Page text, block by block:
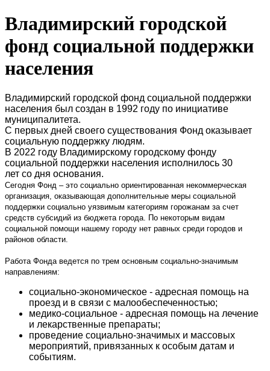
Владимирский городской
фонд социальной поддержки
населения
Владимирский городской фонд социальной поддержки
населения был создан в 1992 году по инициативе
муниципалитета.
С первых дней своего существования Фонд оказывает
социальную поддержку людям.
В 2022 году Владимирскому городскому фонду
социальной поддержки населения исполнилось 30
лет со дня основания.
Сегодня Фонд – это социально ориентированная некоммерческая
организация, оказывающая дополнительные меры социальной
поддержки социально уязвимым категориям горожанам за счет
средств субсидий из бюджета города. По некоторым видам
социальной помощи нашему городу нет равных среди городов и
районов области.
Работа Фонда ведется по трем основным социально-значимым
направлениям:
социально-экономическое - адресная помощь на
проезд и в связи с малообеспеченностью;
медико-социальное - адресная помощь на лечение
и лекарственные препараты;
проведение социально-значимых и массовых
мероприятий, привязанных к особым датам и
событиям.